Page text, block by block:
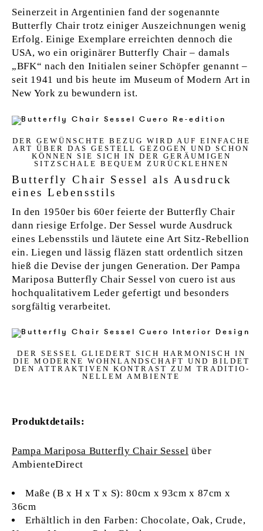
Seinerzeit in Argentinien fand der sogenannte
Butterfly Chair trotz einiger Auszeichnungen wenig
Erfolg. Einige Exemplare erreichten dennoch die
USA, wo ein originärer Butterfly Chair – damals
„BFK“ nach den Initialen seiner Schöpfer genannt –
seit 1941 und bis heute im Museum of Modern Art in
New York zu bewundern ist.
DER GEWÜNSCH­TE BE­ZUG WIRD AUF EINF­A­CHE
ART ÜBER DAS GE­STELL GE­ZO­GEN UND SCHON
KÖNNEN SIE SICH IN DER GERÄUM­I­GEN
SITZSCHA­LE BE­QUEM ZURÜCK­LEH­NEN
Butterfly Chair Sessel als Ausdruck
eines Lebensstils
In den 1950er bis 60er feierte der Butterfly Chair
dann riesige Erfolge. Der Sessel wurde Ausdruck
eines Lebensstils und läutete eine Art Sitz-Rebellion
ein. Liegen und lässig fläzen statt ordentlich sitzen
hieß die Devise der jungen Generation. Der Pampa
Mariposa Butterfly Chair Sessel von cuero ist aus
hochqualitativem Leder gefertigt und besonders
sorgfältig verarbeitet.
DER SESSEL GLIE­DERT SICH HAR­MO­N­ISCH IN
DIE MO­DER­NE WOHN­LANDSCHAFT UND BIL­DET
DEN AT­TRAK­TI­VEN KON­TRAST ZUM TRA­DI­TIO­
NEL­LEM AM­BI­EN­TE
Produktdetails:
Pampa Mariposa Butterfly Chair Sessel über
AmbienteDirect
Maße (B x H x T x S): 80cm x 93cm x 87cm x
36cm
Erhältlich in den Farben: Chocolate, Oak, Crude,